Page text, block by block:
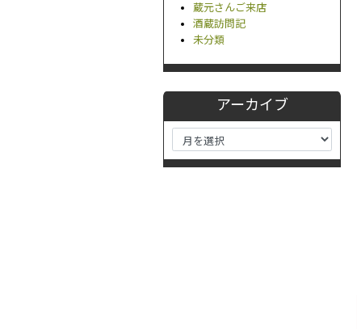
蔵元さんご来店
酒蔵訪問記
未分類
アーカイブ